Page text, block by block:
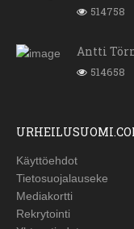
514758
Antti
514658
Käyttöehdot
Tietosuojalauseke
Mediakortti
Rekrytointi